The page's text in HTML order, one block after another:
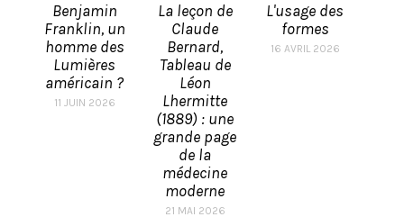
Benjamin
Franklin, un
homme des
Lumières
américain ?
11 JUIN 2026
La leçon de
Claude
Bernard,
Tableau de
Léon
Lhermitte
(1889) : une
grande page
de la
médecine
moderne
21 MAI 2026
L'usage des
formes
16 AVRIL 2026